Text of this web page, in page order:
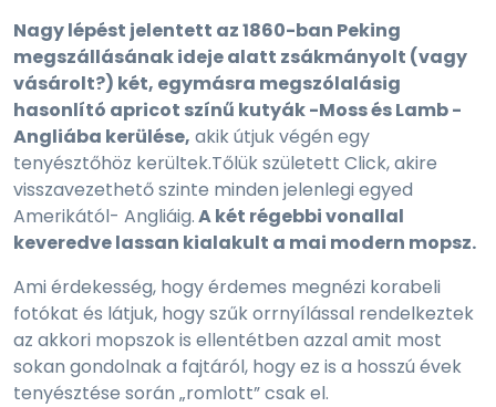
Nagy lépést jelentett az 1860-ban Peking
megszállásának ideje alatt zsákmányolt (vagy
vásárolt?) két, egymásra megszólalásig
hasonlító apricot színű kutyák -Moss és Lamb -
Angliába kerülése, akik útjuk végén egy
tenyésztőhöz kerültek.Tőlük született Click, akire
visszavezethető szinte minden jelenlegi egyed
Amerikától- Angliáig.A két régebbi vonallal
keveredve lassan kialakult a mai modern mopsz.
Ami érdekesség, hogy érdemes megnézi korabeli
fotókat és látjuk, hogy szűk orrnyílással rendelkeztek
az akkori mopszok is ellentétben azzal amit most
sokan gondolnak a fajtáról, hogy ez is a hosszú évek
tenyésztése során „romlott” csak el.